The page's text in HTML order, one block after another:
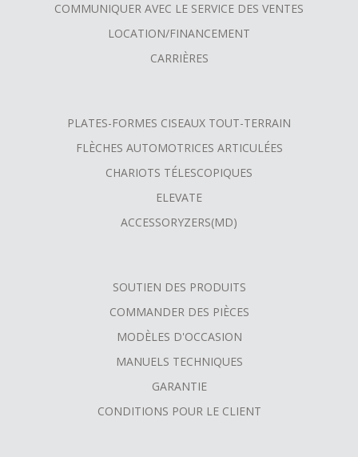
COMMUNIQUER AVEC LE SERVICE DES VENTES
LOCATION/FINANCEMENT
CARRIÈRES
PLATES-FORMES CISEAUX TOUT-TERRAIN
FLÈCHES AUTOMOTRICES ARTICULÉES
CHARIOTS TÉLESCOPIQUES
ELEVATE
ACCESSORYZERS(MD)
SOUTIEN DES PRODUITS
COMMANDER DES PIÈCES
MODÈLES D'OCCASION
MANUELS TECHNIQUES
GARANTIE
CONDITIONS POUR LE CLIENT